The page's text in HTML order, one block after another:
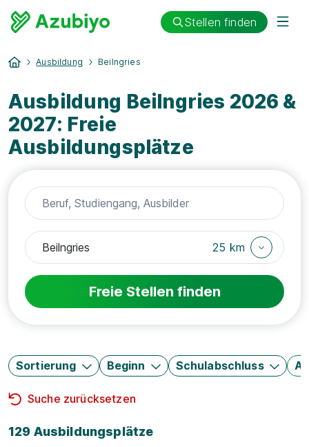
Stellen finden
Ausbildung Beilngries
Ausbildung Beilngries 2026 &
2027: Freie
Ausbildungsplätze
25 km
Freie Stellen finden
Sortierung Beginn Schulabschluss
Suche zurücksetzen
129 Ausbildungsplätze